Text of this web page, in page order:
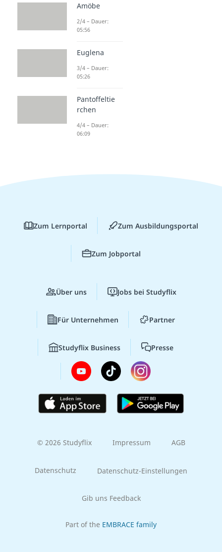
Amöbe
2/4 – Dauer:
05:56
Euglena
3/4 – Dauer:
05:26
Pantoffeltie
rchen
4/4 – Dauer:
06:09
Zum Lernportal Zum Ausbildungsportal
Zum Jobportal
Über uns Jobs bei Studyflix
Für Unternehmen Partner
Studyflix Business Presse
© 2026 Studyflix Impressum AGB
Datenschutz Datenschutz-Einstellungen
Gib uns Feedback
Part of the EMBRACE family